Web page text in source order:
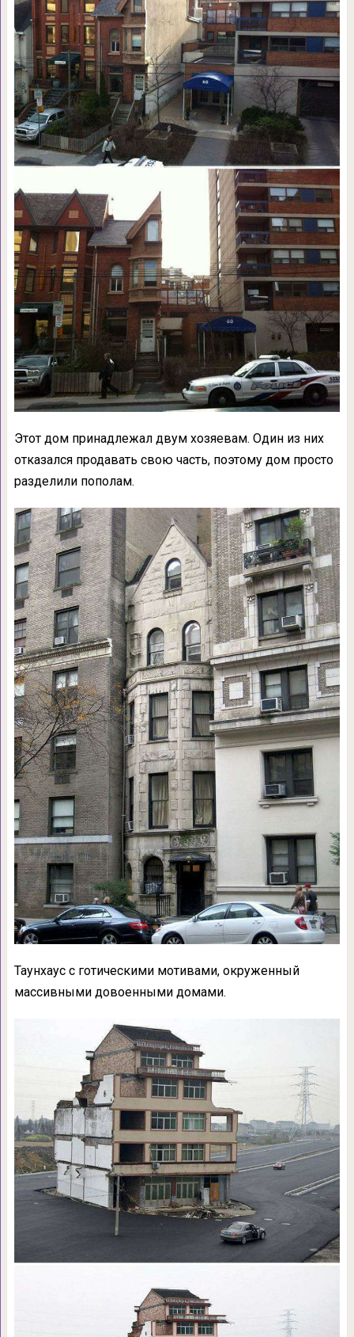
Этот дом принадлежал двум хозяевам. Один из них
отказался продавать свою часть, поэтому дом просто
разделили пополам.
Таунхаус с готическими мотивами, окруженный
массивными довоенными домами.